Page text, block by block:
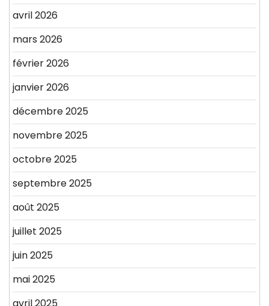
avril 2026
mars 2026
février 2026
janvier 2026
décembre 2025
novembre 2025
octobre 2025
septembre 2025
août 2025
juillet 2025
juin 2025
mai 2025
avril 2025